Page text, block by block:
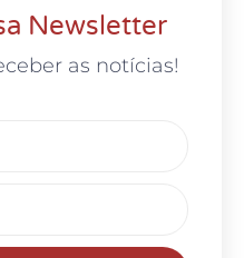
Newsletter
as notícias!